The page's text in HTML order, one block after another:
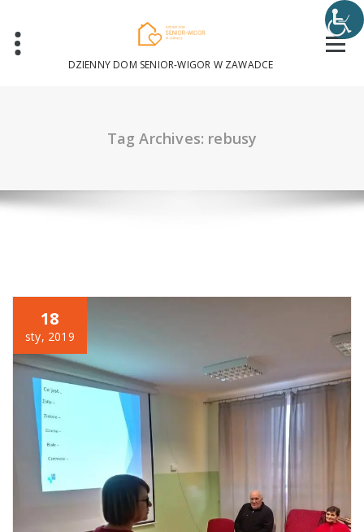
content
DZIENNY DOM SENIOR-WIGOR W ZAWADCE
Tag Archives: rebusy
18
sty, 2019